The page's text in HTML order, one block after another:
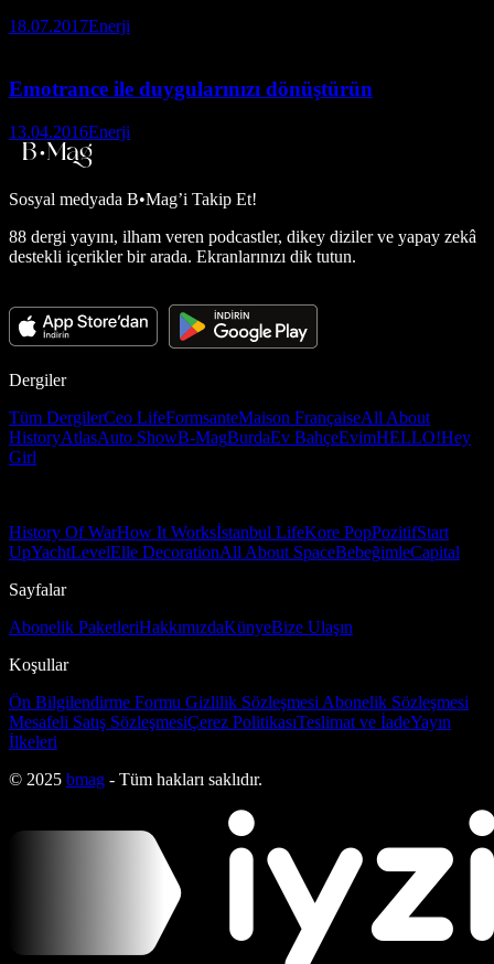
18.07.2017Enerji
Emotrance ile duygularınızı dönüştürün
13.04.2016Enerji
Sosyal medyada B•Mag’i Takip Et!
88 dergi yayını, ilham veren podcastler, dikey diziler ve yapay zekâ
destekli içerikler bir arada. Ekranlarınızı dik tutun.
Dergiler
Tüm DergilerCeo LifeFormsanteMaison FrançaiseAll About
HistoryAtlasAuto ShowB-MagBurdaEv BahçeEvimHELLO!Hey
Girl
History Of WarHow It Worksİstanbul LifeKore PopPozitifStart
UpYachtLevelElle DecorationAll About SpaceBebeğimleCapital
Sayfalar
Abonelik PaketleriHakkımızdaKünyeBize Ulaşın
Koşullar
Ön Bilgilendirme Formu Gizlilik Sözleşmesi Abonelik Sözleşmesi
Mesafeli Satış SözleşmesiÇerez PolitikasıTeslimat ve İadeYayın
İlkeleri
© 2025 bmag - Tüm hakları saklıdır.